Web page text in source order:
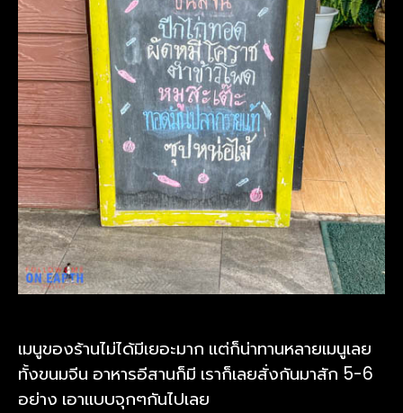
เมนูของร้านไม่ได้มีเยอะมาก แต่ก็น่าทานหลายเมนูเลย
ทั้งขนมจีน อาหารอีสานก็มี เราก็เลยสั่งกันมาสัก 5-6
อย่าง เอาแบบจุกๆกันไปเลย